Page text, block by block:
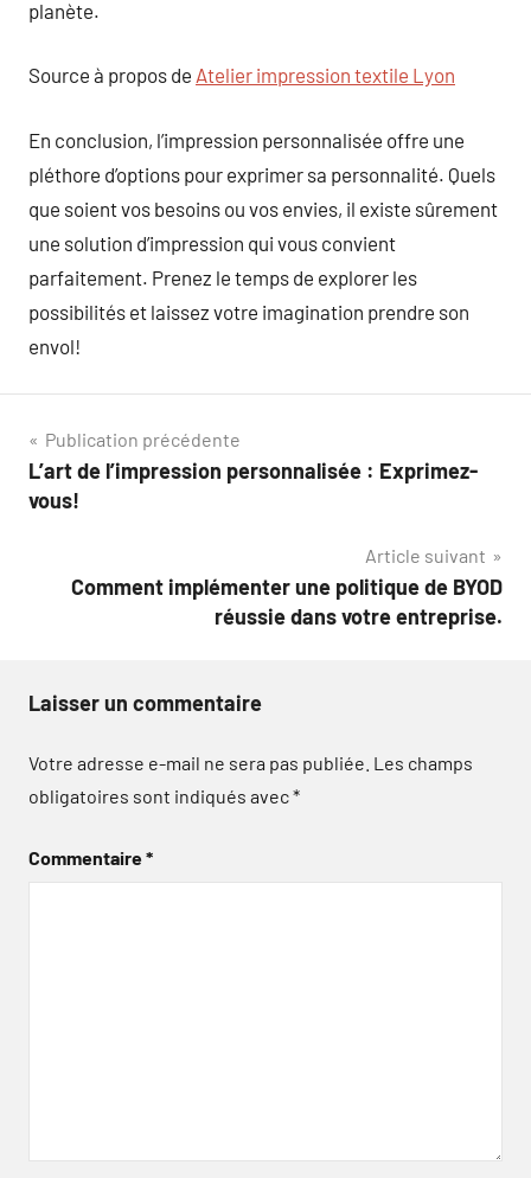
planète.
Source à propos de Atelier impression textile Lyon
En conclusion, l’impression personnalisée offre une
pléthore d’options pour exprimer sa personnalité. Quels
que soient vos besoins ou vos envies, il existe sûrement
une solution d’impression qui vous convient
parfaitement. Prenez le temps de explorer les
possibilités et laissez votre imagination prendre son
envol!
Navigation
de
Publication précédente
L’art de l’impression personnalisée : Exprimez-
vous!
Article suivant
Comment implémenter une politique de BYOD
réussie dans votre entreprise.
Laisser un commentaire
Votre adresse e-mail ne sera pas publiée. Les champs
obligatoires sont indiqués avec*
Commentaire*